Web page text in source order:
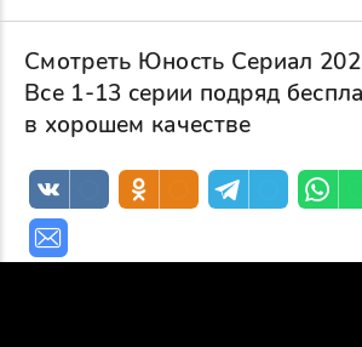
Смотреть Юность Сериал
Все 1-13 серии подряд
в хорошем качестве